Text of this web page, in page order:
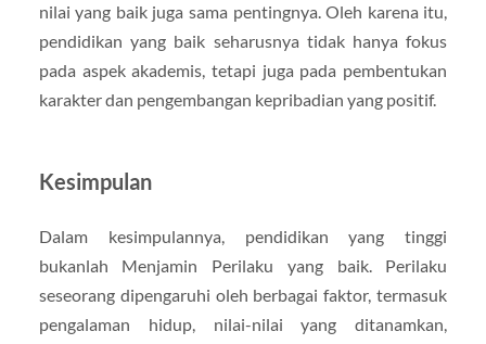
nilai yang baik juga sama pentingnya. Oleh karena itu,
pendidikan yang baik seharusnya tidak hanya fokus
pada aspek akademis, tetapi juga pada pembentukan
karakter dan pengembangan kepribadian yang positif.
Kesimpulan
Dalam kesimpulannya, pendidikan yang tinggi
bukanlah Menjamin Perilaku yang baik. Perilaku
seseorang dipengaruhi oleh berbagai faktor, termasuk
pengalaman hidup, nilai-nilai yang ditanamkan,